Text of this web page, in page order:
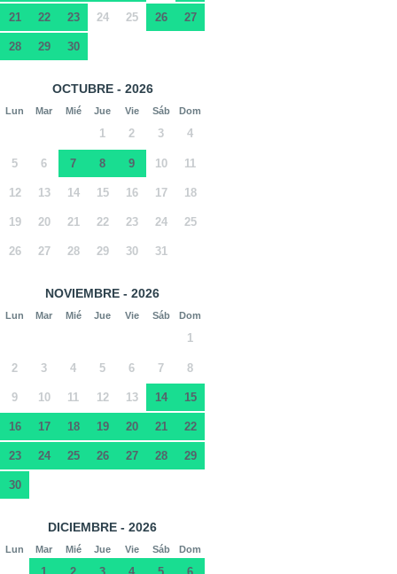
21 22 23 24 25 26 27
28 29 30
OCTUBRE - 2026
Lun Mar Mié Jue Vie Sáb Dom
1 2 3 4
5 6 7 8 9 10 11
12 13 14 15 16 17 18
19 20 21 22 23 24 25
26 27 28 29 30 31
NOVIEMBRE - 2026
Lun Mar Mié Jue Vie Sáb Dom
1
2 3 4 5 6 7 8
9 10 11 12 13 14 15
16 17 18 19 20 21 22
23 24 25 26 27 28 29
30
DICIEMBRE - 2026
Lun Mar Mié Jue Vie Sáb Dom